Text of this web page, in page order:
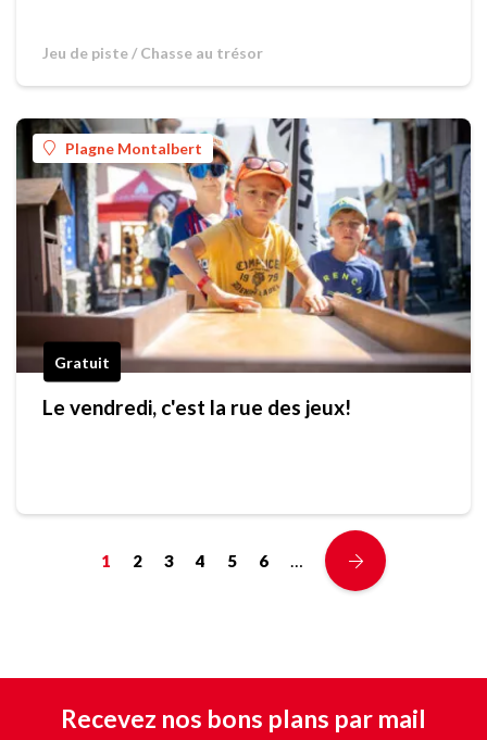
Jeu de piste / Chasse au trésor
Plagne Montalbert
Gratuit
Le vendredi, c'est la rue des jeux!
1 2 3 4 5 6 …
Recevez nos bons plans par mail